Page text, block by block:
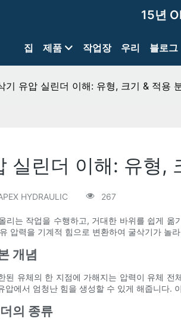
15년
집 제품 작업장 우리 블로그
기 유압 실린더 이해: 유형, 크기 & 적용
실린더 이해: 유형,
HYDRAULIC 267
리는 작업을 수행하고, 거대한 바위를 쉽게
압력을 기계적 힘으로 변환하여 굴삭기가 놀
개념
된 유체의 한 지점에 가해지는 압력이 유체
압에서 엄청난 힘을 생성할 수 있게 해줍니다.
의 종류